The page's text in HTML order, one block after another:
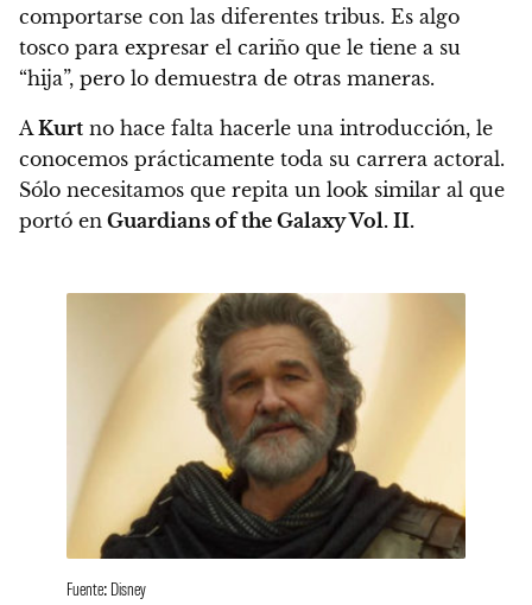
comportarse con las diferentes tribus. Es algo
tosco para expresar el cariño que le tiene a su
“hija”, pero lo demuestra de otras maneras.
AKurt no hace falta hacerle una introducción, le
conocemos prácticamente toda su carrera actoral.
Sólo necesitamos que repita un look similar al que
portó en Guardians of the Galaxy Vol. II.
Fuente: Disney